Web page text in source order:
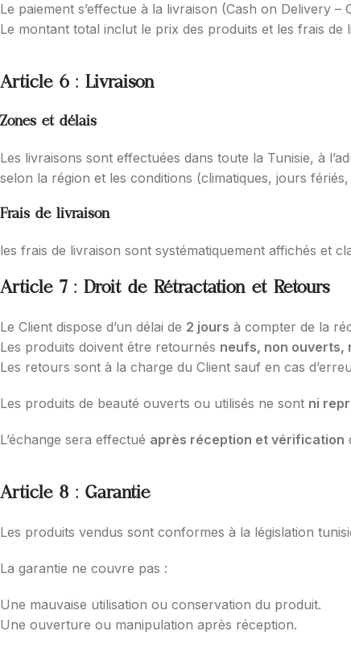
Le paiement s’effectue à la livraison (Cash on Delivery
Le montant total inclut le prix des produits et les frais de
Article 6 : Livraison
Zones et délais
Les livraisons sont effectuées dans toute la Tunisie, à
selon la région et les conditions (climatiques, jours fériés,
Frais de livraison
les frais de livraison sont systématiquement affichés et
Article 7 : Droit de Rétractation et Retours
Le Client dispose d’un délai de 2 jours à compter de la
Les produits doivent être retournés neufs, non ouverts,
Les retours sont à la charge du Client sauf en cas
Les produits de beauté ouverts ou utilisés ne sont ni
L’échange sera effectué après réception et vérification
Article 8 : Garantie
Les produits vendus sont conformes à la législation
La garantie ne couvre pas :
Une mauvaise utilisation ou conservation du produit.
Une ouverture ou manipulation après réception.